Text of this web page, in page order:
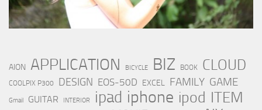
AION APPLICATION BICYCLE BIZ BOOK CLOUD
COOLPIX P300 DESIGN EOS-50D EXCEL FAMILY GAME
Gmail GUITAR INTERIOR ipad iphone ipod ITEM